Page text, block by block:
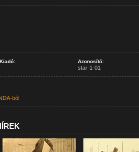
Kiadó: Azonosító:
star-1-01
ból